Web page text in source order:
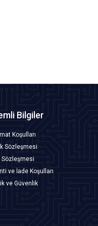
Pensesi 0.08-0.5 mm2
Bilgiler
Koşulları
Sözleşmesi
Sözleşmesi
ve İade Koşulları
ve Güvenlik